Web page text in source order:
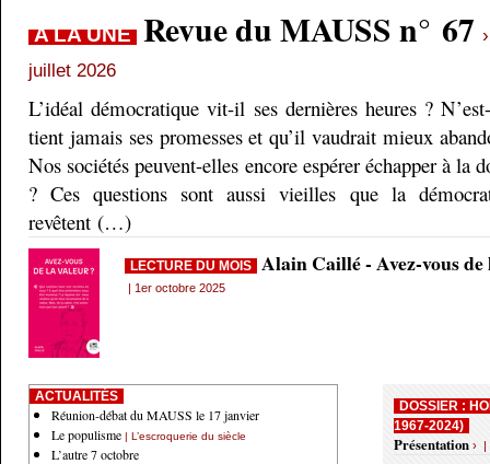
A LA UNE Revue du MAUSS n° 67
juillet 2026
L’idéal démocratique vit-il ses dernières heures ?
tient jamais ses promesses et qu’il vaudrait mieux
Nos sociétés peuvent-elles encore espérer échapper à la
? Ces questions sont aussi vieilles que la
revêtent (…)
LECTURE DU MOIS Alain Caillé - Avez-vous
| 1er octobre 2025
DOSSIER :
1967-2024)
Présentation › |
ACTUALITÉS
Réunion-débat du MAUSS le 17 janvier
Le populisme | L’escroquerie du siècle
L’autre 7 octobre